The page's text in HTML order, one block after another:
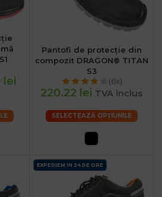
lei
Pantofi de protecție din
compozit DRAGON® TITAN
S3
(6x)
220.22 lei TVA inclus
SELECTEAZĂ OPȚIUNILE
EXPEDIEM IN 24 DE ORE